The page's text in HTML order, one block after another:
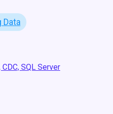
Data
CDC, SQL Server